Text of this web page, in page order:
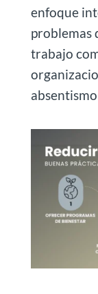
enfoque
problemas
trabajo